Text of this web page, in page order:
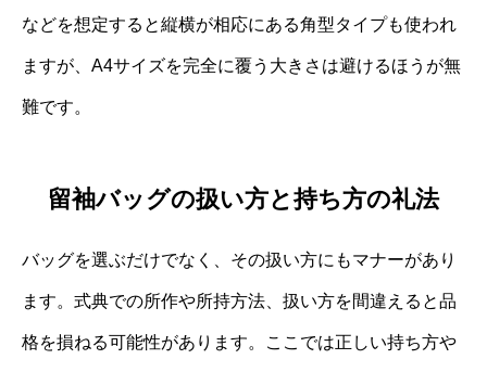
などを想定すると縦横が相応にある角型タイプも使われ
ますが、A4サイズを完全に覆う大きさは避けるほうが無
難です。
留袖バッグの扱い方と持ち方の礼法
バッグを選ぶだけでなく、その扱い方にもマナーがあり
ます。式典での所作や所持方法、扱い方を間違えると品
格を損ねる可能性があります。ここでは正しい持ち方や